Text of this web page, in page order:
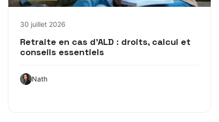
30 juillet 2026
Retraite en cas d’ALD : droits, calcul et
conseils essentiels
Nath